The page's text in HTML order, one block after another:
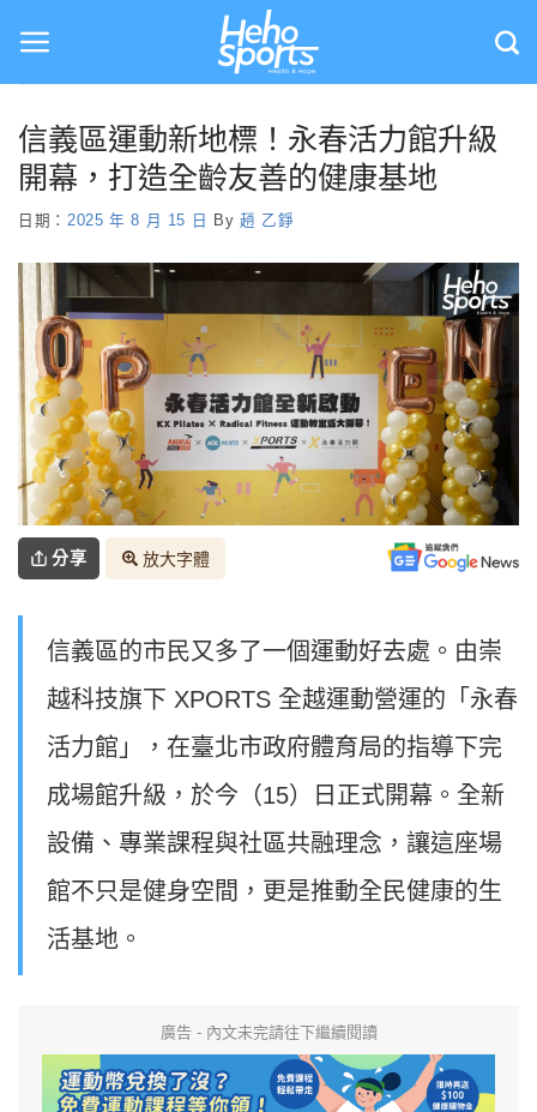
content
信義區運動新地標！永春活力館升級
開幕，打造全齡友善的健康基地
日期： 2025 年 8 月 15 日 By 趙 乙錚
分享 放大字體
信義區的市民又多了一個運動好去處。由崇
越科技旗下 XPORTS 全越運動營運的「永春
活力館」，在臺北市政府體育局的指導下完
成場館升級，於今（15）日正式開幕。全新
設備、專業課程與社區共融理念，讓這座場
館不只是健身空間，更是推動全民健康的生
活基地。
廣告 - 內文未完請往下繼續閱讀